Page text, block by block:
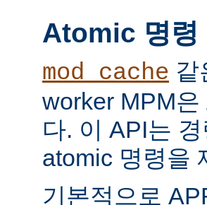
Atomic 명령
mod_cache 같
worker MPM
다. 이 API는
atomic 명령을
기본적으로